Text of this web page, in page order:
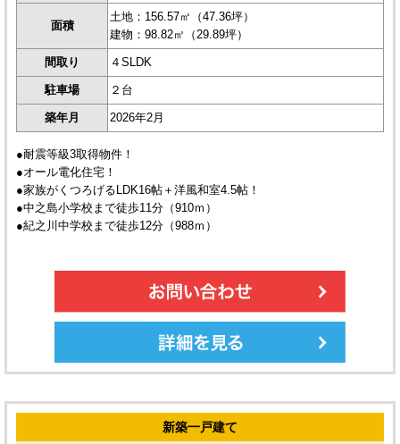
面積
土地：156.57㎡（47.36坪）
建物：98.82㎡（29.89坪）
間取り ４SLDK
駐車場 ２台
築年月 2026年2月
●耐震等級3取得物件！
●オール電化住宅！
●家族がくつろげるLDK16帖＋洋風和室4.5帖！
●中之島小学校まで徒歩11分（910ｍ）
●紀之川中学校まで徒歩12分（988ｍ）
新築一戸建て